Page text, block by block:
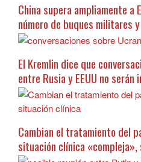
China supera ampliamente a
número de buques militares
El Kremlin dice que
entre Rusia y EEUU no serán
Cambian el tratamiento del
situación clínica «compleja»,